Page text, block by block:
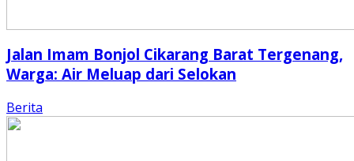
Jalan Imam Bonjol Cikarang Barat Tergenang,
Warga: Air Meluap dari Selokan
Berita